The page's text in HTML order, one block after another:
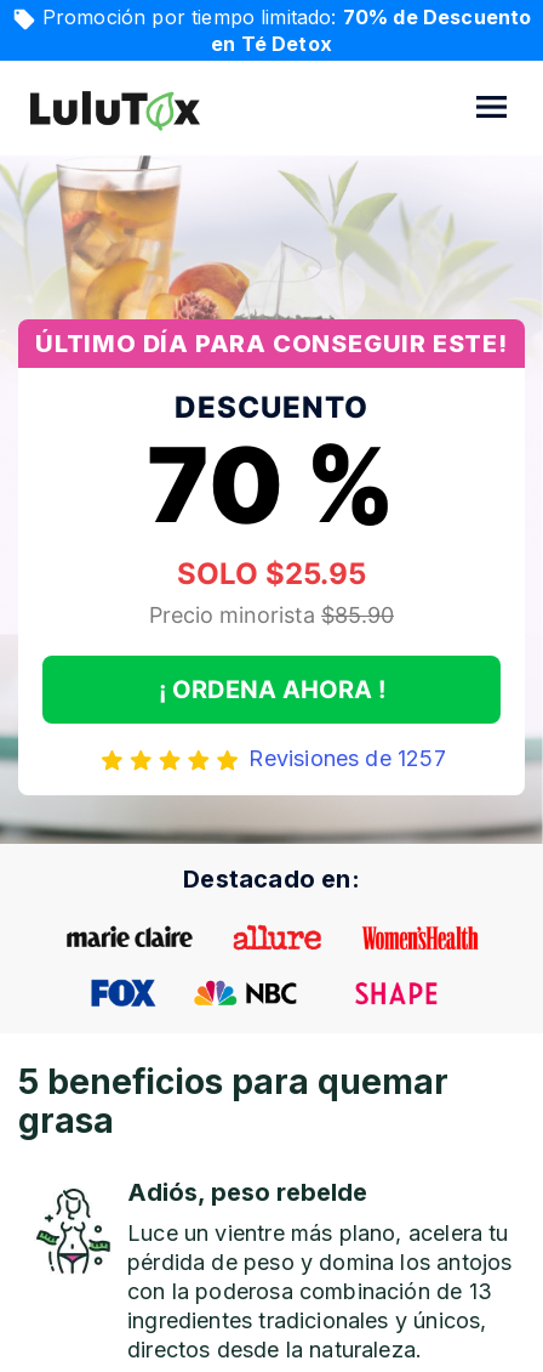
Promoción por tiempo limitado: 70% de Descuento
en Té Detox
ÚLTIMO DÍA PARA CONSEGUIR ESTE!
DESCUENTO
70 %
SOLO $25.95
Precio minorista $85.90
¡ ORDENA AHORA !
Revisiones de 1257
Destacado en:
5 beneficios para quemar
grasa
Adiós, peso rebelde
Luce un vientre más plano, acelera tu
pérdida de peso y domina los antojos
con la poderosa combinación de 13
ingredientes tradicionales y únicos,
directos desde la naturaleza.